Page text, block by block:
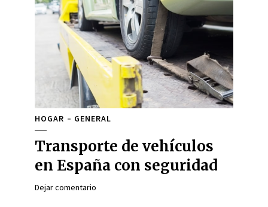
HOGAR GENERAL
Transporte de vehículos
en España con seguridad
Dejar comentario